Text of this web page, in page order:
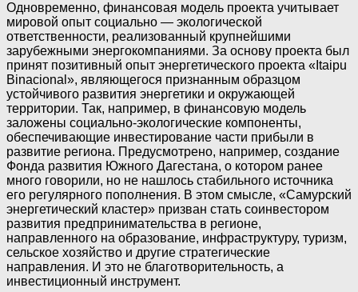
Одновременно, финансовая модель проекта учитывает
мировой опыт социально — экологической
ответственности, реализованный крупнейшими
зарубежными энергокомпаниями. За основу проекта был
принят позитивный опыт энергетического проекта «Itaipu
Binacional», являющегося признанным образцом
устойчивого развития энергетики и окружающей
территории. Так, например, в финансовую модель
заложены социально-экологические компоненты,
обеспечивающие инвестирование части прибыли в
развитие региона. Предусмотрено, например, создание
Фонда развития Южного Дагестана, о котором ранее
много говорили, но не нашлось стабильного источника
его регулярного пополнения. В этом смысле, «Самурский
энергетический кластер» призван стать соинвестором
развития предпринимательства в регионе,
направленного на образование, инфраструктуру, туризм,
сельское хозяйство и другие стратегические
направления. И это не благотворительность, а
инвестиционный инструмент.